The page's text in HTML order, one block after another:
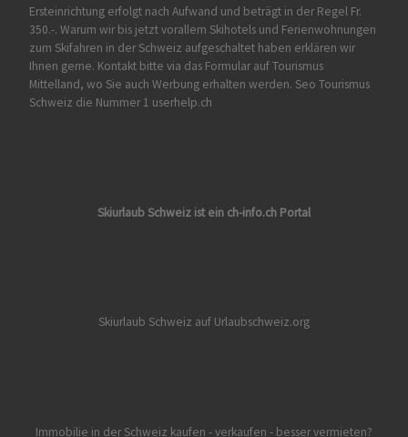
Ersteinrichtung erfolgt nach Aufwand und beträgt in der Regel Fr.
350.-. Warum wir bis jetzt vorallem Skihotels und Ferienwohnungen
zum Skifahren in der Schweiz aufgeschaltet haben erklären wir
Ihnen gerne. Kontakt bitte via das Formular aufTourismus
Mittelland, wo Sie auch Werbung erhalten werden. Seo Tourismus
Schweiz die Nummer 1 userhelp.ch
Skiurlaub Schweiz ist ein ch-info.ch Portal
Skiurlaub Schweiz auf Urlaubschweiz.org
Immobilie in der Schweiz kaufen - verkaufen - besser vermieten?